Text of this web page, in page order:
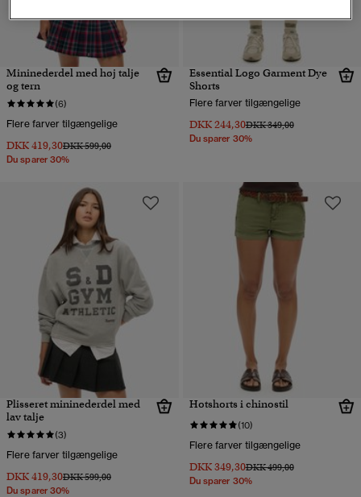
Mininederdel med høj talje
og tern
(6)
Flere farver tilgængelige
DKK 419,30Pris nedsat fra
DKK 599,00til
Du sparer 30%
Essential Logo Garment Dye
Shorts
Flere farver tilgængelige
DKK 244,30Pris nedsat fra
DKK 349,00til
Du sparer 30%
Plisseret mininederdel med
lav talje
(3)
Flere farver tilgængelige
DKK 419,30Pris nedsat fra
DKK 599,00til
Du sparer 30%
Hotshorts i chinostil
(10)
Flere farver tilgængelige
DKK 349,30Pris nedsat fra
DKK 499,00til
Du sparer 30%